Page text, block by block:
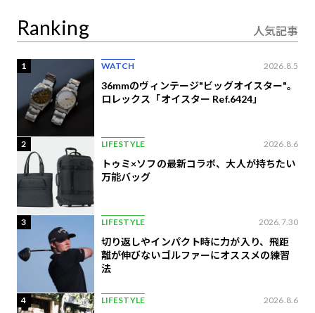
Ranking 人気記事
1 WATCH 2026.8.5
36mmのヴィンテージ"ビッグオイスター"。
ロレックス「オイスター Ref.6424」
2 LIFESTYLE 2026.8.6
トゥミ×ソフの最新コラボ、大人が持ちたい
万能バッグ
3 LIFESTYLE 2026.7.30
切り返しやインパクト時に力が入り、飛距
離が伸びないゴルファーにオススメの練習
法
4 LIFESTYLE 2026.8.6